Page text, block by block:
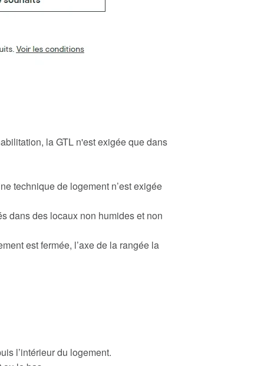
la GTL n'est exigée que dans
technique de logement n’est exigée
dans des locaux non humides et non
est fermée, l’axe de la rangée la
l’intérieur du logement.